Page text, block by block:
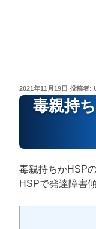
投
稿
2021年11月19日 投稿者:
毒親持
毒親持ちかHSP
HSPで発達障害